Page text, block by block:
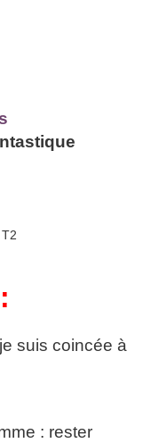
suis coincée à
: rester